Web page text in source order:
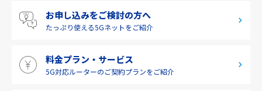
九州・沖縄お申し込みをご検討の方へ
たっぷり使える5Gネットをご紹介
料金プラン・サービス
5G対応ルーターのご契約プランをご紹介